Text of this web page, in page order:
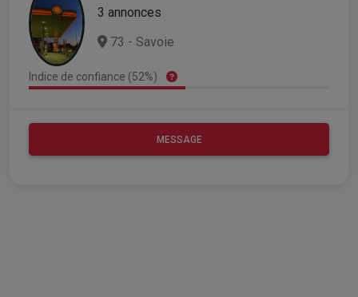
3 annonces
73 - Savoie
Indice de confiance (52%)
MESSAGE